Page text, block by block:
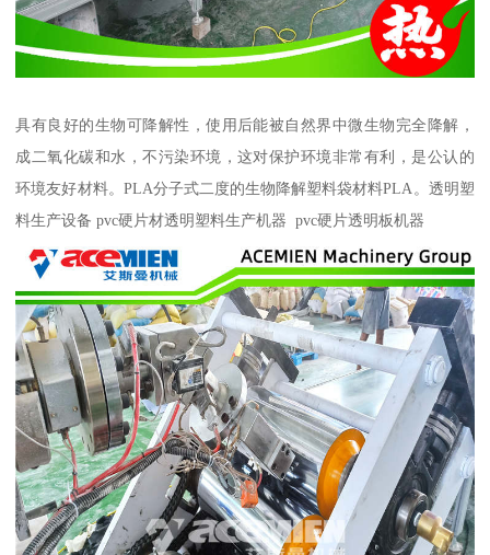
具有良好的生物可降解性，使用后能被自然界中微生物完全降解，
成二氧化碳和水，不污染环境，这对保护环境非常有利，是公认的
环境友好材料。PLA分子式二度的生物降解塑料袋材料PLA。透明塑
料生产设备 pvc硬片材透明塑料生产机器 pvc硬片透明板机器